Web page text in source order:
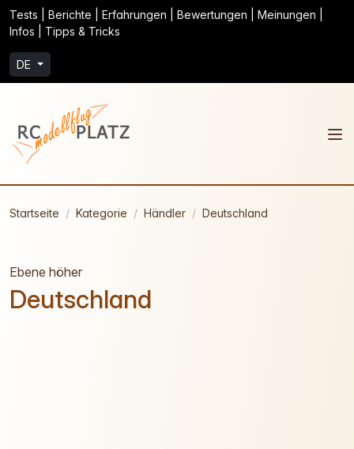
Tests | Berichte | Erfahrungen | Bewertungen | Meinungen |
Infos | Tipps & Tricks
DE
Startseite Kategorie Händler Deutschland
Ebene höher
Deutschland